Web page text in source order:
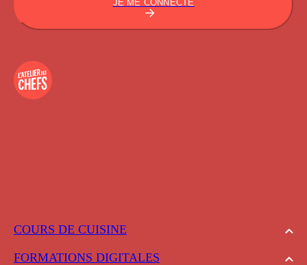
COURS DE CUISINE
FORMATIONS DIGITALES
JE ME CONNECTE